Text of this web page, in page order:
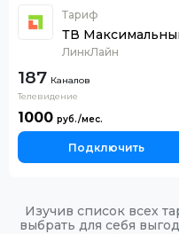
Тариф
ТВ
ЛинкЛайн
187 Каналов
Телевидение
1000
Подключить
Изучив список всех
выбрать для себя